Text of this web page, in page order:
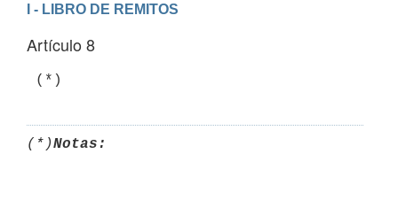
I - LIBRO DE REMITOS
Artículo 8
(*)Notas: